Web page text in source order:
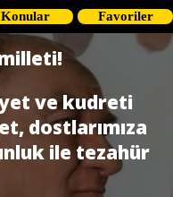
Konular Favoriler
ve kudreti
dostlarımıza
ile tezahür